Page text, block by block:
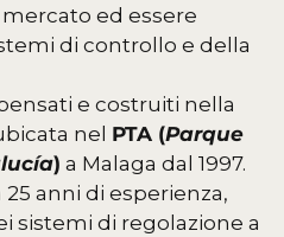
ed essere
di controllo e della
e costruiti nella
nel PTA (Parque
) a Malaga dal 1997.
anni di esperienza,
sistemi di regolazione a